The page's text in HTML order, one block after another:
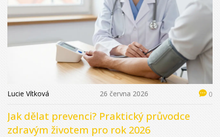
Lucie Vítková 26 června 2026 0
Jak dělat prevenci? Praktický průvodce
zdravým životem pro rok 2026